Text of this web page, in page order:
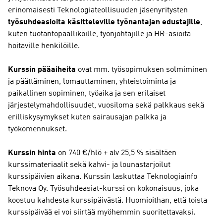
erinomaisesti Teknologiateollisuuden jäsenyritysten
työsuhdeasioita käsitteleville työnantajan edustajille,
kuten tuotantopäälliköille, työnjohtajille ja HR-asioita
hoitaville henkilöille.
Kurssin pääaiheita ovat mm. työsopimuksen solmiminen
ja päättäminen, lomauttaminen, yhteistoiminta ja
paikallinen sopiminen, työaika ja sen erilaiset
järjestelymahdollisuudet, vuosiloma sekä palkkaus sekä
erilliskysymykset kuten sairausajan palkka ja
työkomennukset.
Kurssin hinta on 740 €/hlö + alv 25,5 % sisältäen
kurssimateriaalit sekä kahvi- ja lounastarjoilut
kurssipäivien aikana. Kurssin laskuttaa Teknologiainfo
Teknova Oy. Työsuhdeasiat-kurssi on kokonaisuus, joka
koostuu kahdesta kurssipäivästä. Huomioithan, että toista
kurssipäivää ei voi siirtää myöhemmin suoritettavaksi.